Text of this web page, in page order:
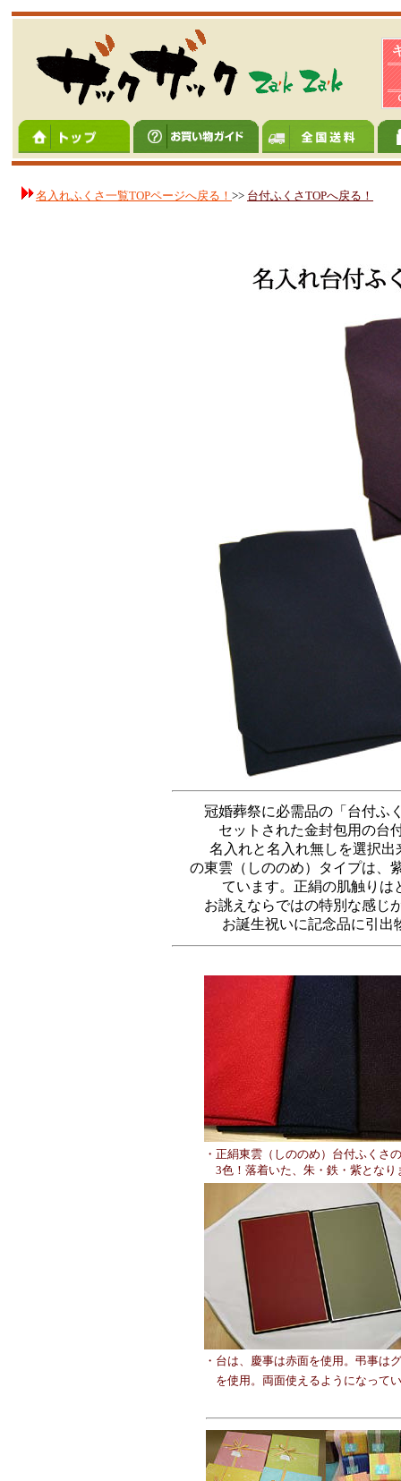
名入れふくさ一覧TOPページへ戻る！ >> 台付ふくさTOPへ戻る！
冠婚葬祭に必需品の「台付ふ
セットされた金封包用の台
名入れと名入れ無しを選択出
の東雲（しののめ）タイプは、
ています。正絹の肌触りは
お誂えならではの特別な感じ
お誕生祝いに記念品に引出
・正絹東雲（しののめ）台付ふくさ
3色！落着いた、朱・鉄・紫となり
・台は、慶事は赤面を使用。弔事は
を使用。両面使えるようになって